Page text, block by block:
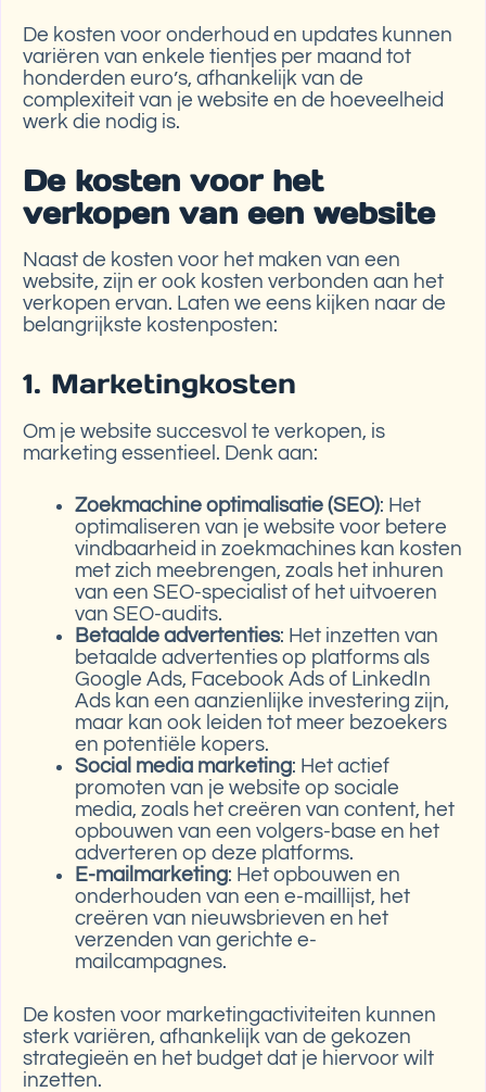
De kosten voor onderhoud en updates kunnen
variëren van enkele tientjes per maand tot
honderden euro’s, afhankelijk van de
complexiteit van je website en de hoeveelheid
werk die nodig is.
De kosten voor het
verkopen van een website
Naast de kosten voor het maken van een
website, zijn er ook kosten verbonden aan het
verkopen ervan. Laten we eens kijken naar de
belangrijkste kostenposten:
1. Marketingkosten
Om je website succesvol te verkopen, is
marketing essentieel. Denk aan:
Zoekmachine optimalisatie (SEO): Het
optimaliseren van je website voor betere
vindbaarheid in zoekmachines kan kosten
met zich meebrengen, zoals het inhuren
van een SEO-specialist of het uitvoeren
van SEO-audits.
Betaalde advertenties: Het inzetten van
betaalde advertenties op platforms als
Google Ads, Facebook Ads of LinkedIn
Ads kan een aanzienlijke investering zijn,
maar kan ook leiden tot meer bezoekers
en potentiële kopers.
Social media marketing: Het actief
promoten van je website op sociale
media, zoals het creëren van content, het
opbouwen van een volgers-base en het
adverteren op deze platforms.
E-mailmarketing: Het opbouwen en
onderhouden van een e-maillijst, het
creëren van nieuwsbrieven en het
verzenden van gerichte e-
mailcampagnes.
De kosten voor marketingactiviteiten kunnen
sterk variëren, afhankelijk van de gekozen
strategieën en het budget dat je hiervoor wilt
inzetten.